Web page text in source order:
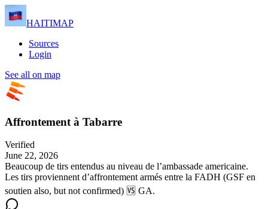
HAITIMAP
Sources
Login
See all on map
Affrontement à Tabarre
Verified
June 22, 2026
Beaucoup de tirs entendus au niveau de l’ambassade americaine.
Les tirs proviennent d’affrontement armés entre la FADH (GSF en
soutien also, but not confirmed) 🆚 GA.